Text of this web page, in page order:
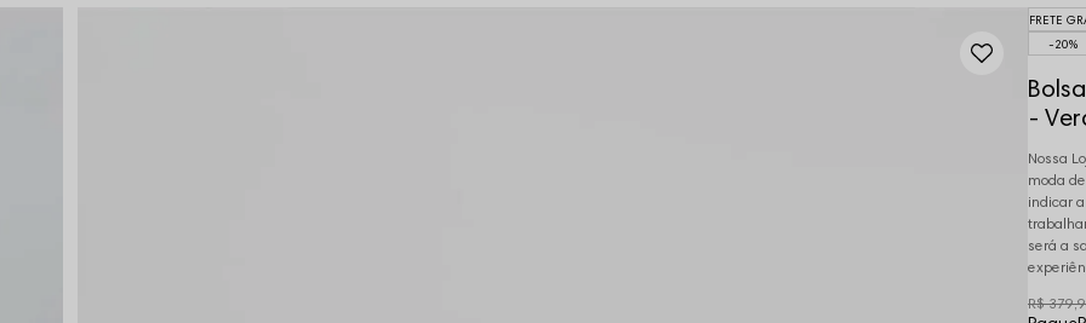
FRETE
20%
-
Nossa
moda
indicar
será a
R$